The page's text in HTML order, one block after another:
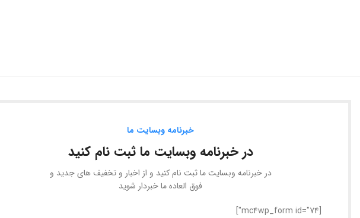
خبرنامه وبسایت ما
در خبرنامه وبسایت ما ثبت نام کنید
در خبرنامه وبسایت ما ثبت نام کنید و از اخبار و تخفیف های جدید و
فوق العاده ما خبردار شوید
[mc4wp_form id="74"]